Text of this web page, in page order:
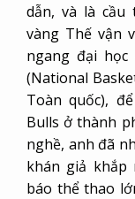
dẫn, và là
vàng Thế vận
ngang đại
(National
Toàn quốc),
Bulls ở thành
nghề, anh đã
khán giả khắp
báo thể thao